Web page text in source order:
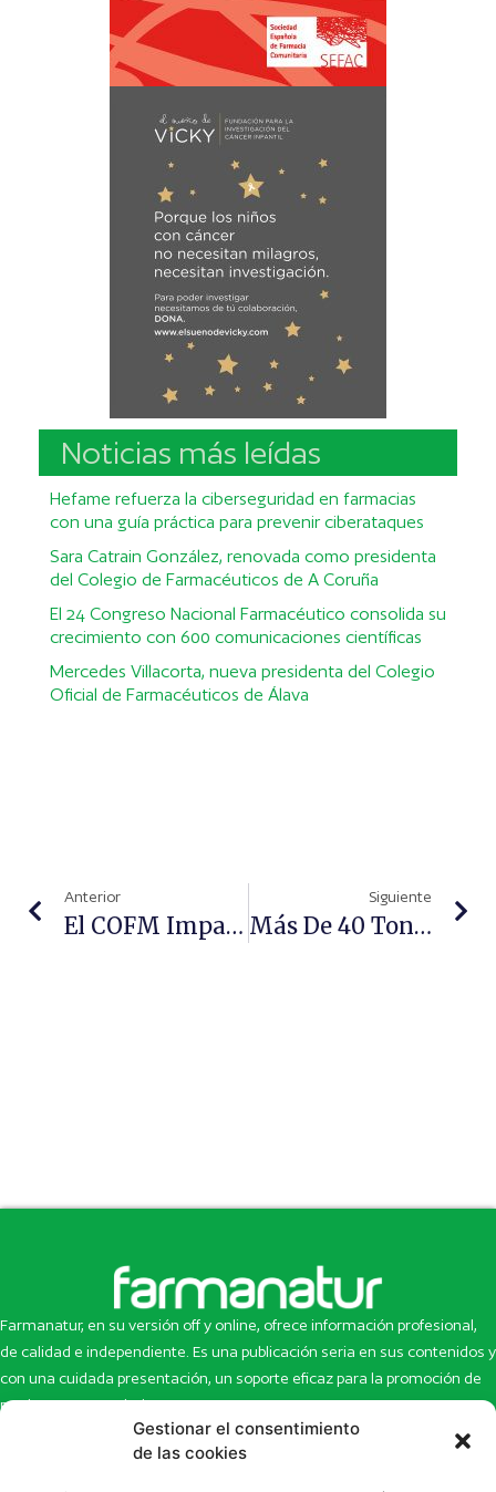
Gestionar el consentimiento
de las cookies
Noticias más leídas
Hefame refuerza la ciberseguridad en farmacias
con una guía práctica para prevenir ciberataques
Sara Catrain González, renovada como presidenta
del Colegio de Farmacéuticos de A Coruña
El 24 Congreso Nacional Farmacéutico consolida su
crecimiento con 600 comunicaciones científicas
Mercedes Villacorta, nueva presidenta del Colegio
Oficial de Farmacéuticos de Álava
Anterior
El COFM Imparte Junto A IIBS Escuela De Negocios El Máster Internacional En Gestión Farmacéutica Y Financiera
Siguiente
Más De 40 Toneladas De Ayuda Para Frenar El Ébola
Farmanatur, en su versión off y online, ofrece información profesional,
de calidad e independiente. Es una publicación seria en sus contenidos y
con una cuidada presentación, un soporte eficaz para la promoción de
productos y novedades.
Inicio